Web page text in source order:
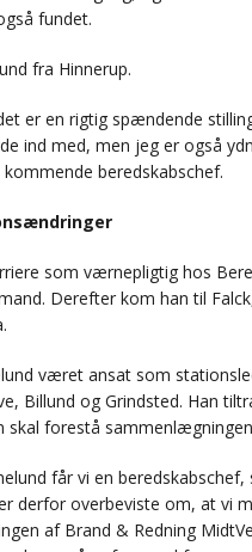
fundet.
fra Hinnerup.
er en rigtig spændende
ind med, men jeg er også
beredskabschef.
som værnepligtig hos
Derefter kom han til
været ansat som
Billund og Grindsted. Han
skal forestå
får vi en
derfor overbeviste om, at vi
af Brand & Redning